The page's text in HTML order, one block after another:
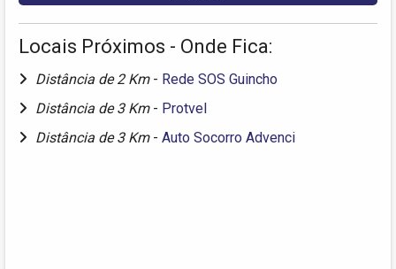
Locais Próximos - Onde Fica:
Distância de 2 Km - Rede SOS Guincho
Distância de 3 Km - Protvel
Distância de 3 Km - Auto Socorro Advenci